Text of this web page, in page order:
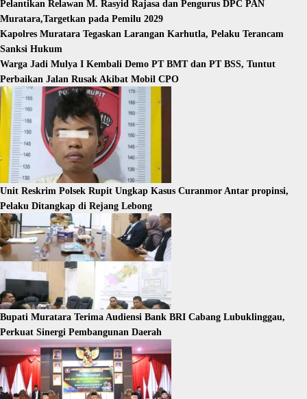
Pelantikan Relawan M. Rasyid Rajasa dan Pengurus DPC PAN
Muratara,Targetkan pada Pemilu 2029
Kapolres Muratara Tegaskan Larangan Karhutla, Pelaku Terancam
Sanksi Hukum
Warga Jadi Mulya I Kembali Demo PT BMT dan PT BSS, Tuntut
Perbaikan Jalan Rusak Akibat Mobil CPO
Unit Reskrim Polsek Rupit Ungkap Kasus Curanmor Antar propinsi,
Pelaku Ditangkap di Rejang Lebong
Bupati Muratara Terima Audiensi Bank BRI Cabang Lubuklinggau,
Perkuat Sinergi Pembangunan Daerah